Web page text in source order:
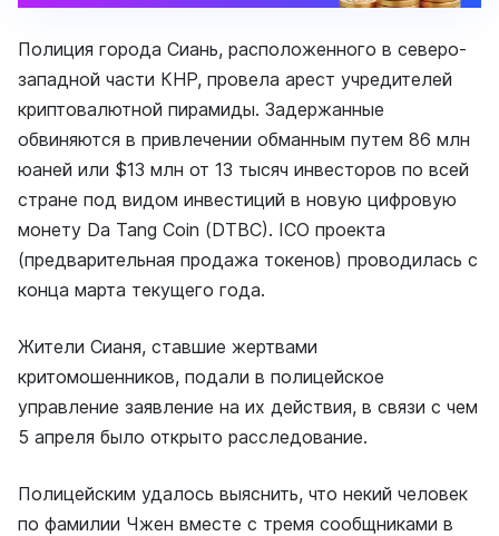
Полиция города Сиань, расположенного в северо-
западной части КНР, провела арест учредителей
криптовалютной пирамиды. Задержанные
обвиняются в привлечении обманным путем 86 млн
юаней или $13 млн от 13 тысяч инвесторов по всей
стране под видом инвестиций в новую цифровую
монету Da Tang Coin (DTBC). ICO проекта
(предварительная продажа токенов) проводилась с
конца марта текущего года.
Жители Сианя, ставшие жертвами
критомошенников, подали в полицейское
управление заявление на их действия, в связи с чем
5 апреля было открыто расследование.
Полицейским удалось выяснить, что некий человек
по фамилии Чжен вместе с тремя сообщниками в